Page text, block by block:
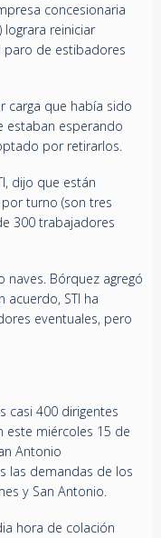
concesionaria
lograra reiniciar
paro de estibadores
carga que había sido
estaban esperando
por retirarlos.
dijo que están
turno (son tres
300 trabajadores
Bórquez agregó
STI ha
eventuales, pero
casi 400 dirigentes
este miércoles 15 de
Antonio
las demandas de los
y San Antonio.
hora de colación